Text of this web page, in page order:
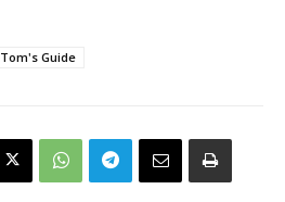
Tom's Guide